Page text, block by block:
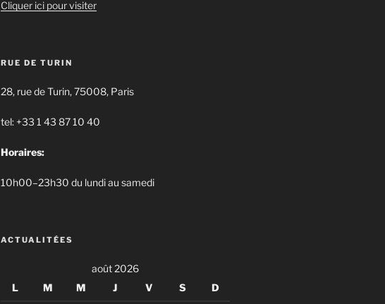
Cliquer ici pour visiter
RUE DE TURIN
28, rue de Turin, 75008, Paris
tel: +33 1 43 87 10 40
Horaires:
10h00–23h30 du lundi au samedi
ACTUALITÉES
août 2026
L
M M J V S D